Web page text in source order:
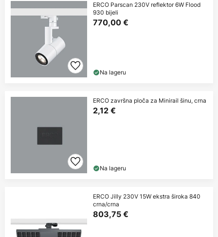
ERCO Parscan 230V reflektor 6W Flood
930 bijeli
770,00 €
Na lageru
ERCO završna ploča za Minirail šinu, crna
2,12 €
Na lageru
ERCO Jilly 230V 15W ekstra široka 840
crna/crna
803,75 €